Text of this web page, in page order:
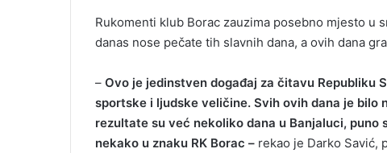
Rukomenti klub Borac zauzima posebno mjesto u
danas nose pečate tih slavnih dana, a ovih dana
– Ovo je jedinstven događaj za čitavu Republiku
sportske i ljudske veličine. Svih ovih dana je
rezultate su već nekoliko dana u Banjaluci, puno
nekako u znaku RK Borac – rekao je Darko Savić,